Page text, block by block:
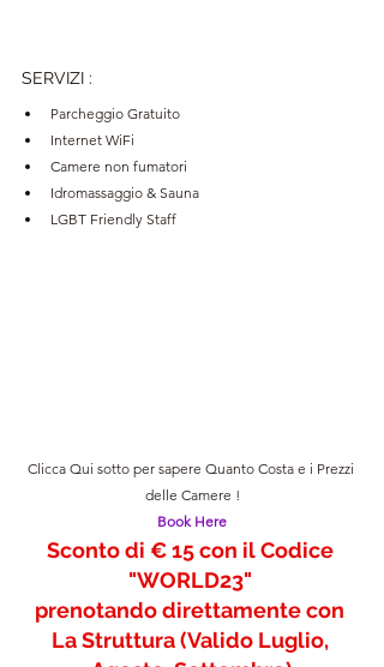
SERVIZI :
Parcheggio Gratuito
Internet WiFi
Camere non fumatori
Idromassaggio & Sauna
LGBT Friendly Staff
Clicca Qui sotto per sapere Quanto Costa e i Prezzi
delle Camere !
Book Here
Sconto di € 15 con il Codice
"WORLD23"
prenotando direttamente con
La Struttura (Valido Luglio,